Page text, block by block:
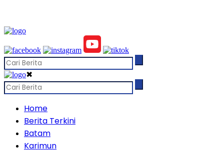
✖
Home
Berita Terkini
Batam
Karimun